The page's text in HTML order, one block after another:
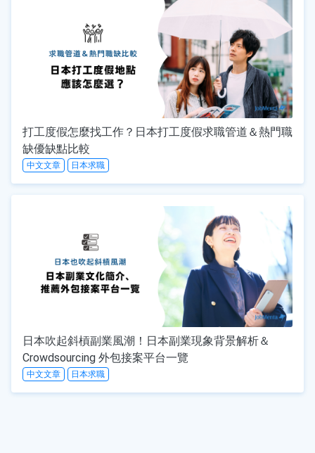
打工度假怎麼找工作？日本打工度假求職管道＆熱門職
缺優缺點比較
中文文章 日本求職
日本吹起斜槓副業風潮！日本副業現象背景解析＆
Crowdsourcing 外包接案平台一覽
中文文章 日本求職